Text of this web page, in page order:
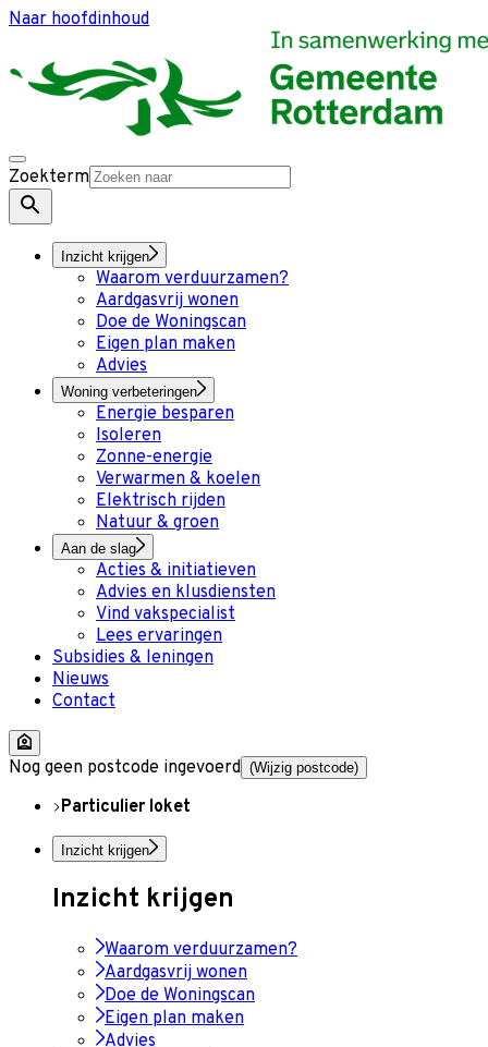
Naar hoofdinhoud
Zoekterm
Inzicht krijgen
Waarom verduurzamen?
Aardgasvrij wonen
Doe de Woningscan
Eigen plan maken
Advies
Woning verbeteringen
Energie besparen
Isoleren
Zonne-energie
Verwarmen & koelen
Elektrisch rijden
Natuur & groen
Aan de slag
Acties & initiatieven
Advies en klusdiensten
Vind vakspecialist
Lees ervaringen
Subsidies & leningen
Nieuws
Contact
Nog geen postcode ingevoerd (Wijzig postcode)
Particulier loket
Inzicht krijgen
Inzicht krijgen
Waarom verduurzamen?
Aardgasvrij wonen
Doe de Woningscan
Eigen plan maken
Advies